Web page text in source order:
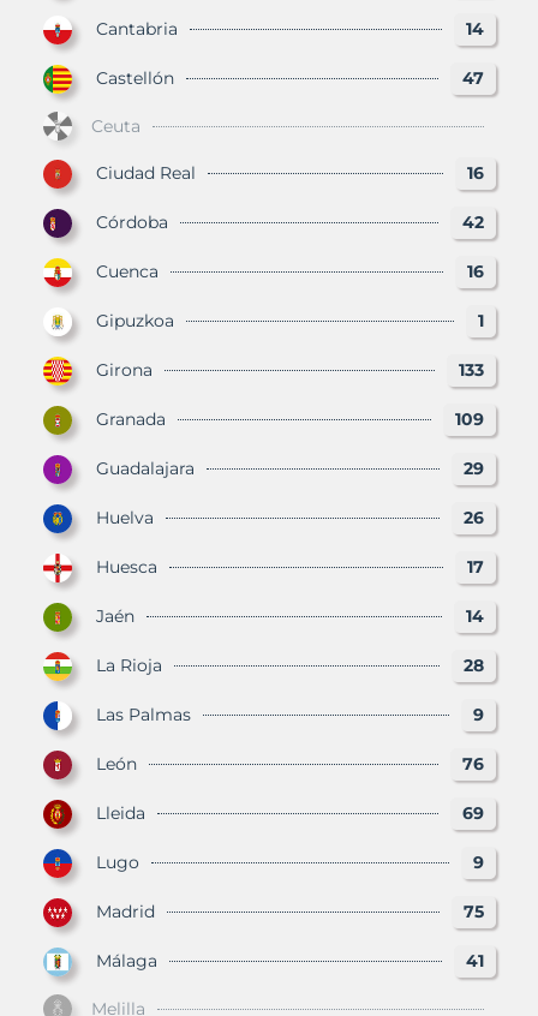
Cantabria 14
Castellón 47
Ceuta
Ciudad Real 16
Córdoba 42
Cuenca 16
Gipuzkoa 1
Girona 133
Granada 109
Guadalajara 29
Huelva 26
Huesca 17
Jaén 14
La Rioja 28
Las Palmas 9
León 76
Lleida 69
Lugo 9
Madrid 75
Málaga 41
Melilla